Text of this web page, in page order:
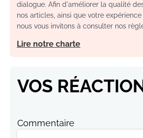
dialogue. Afin d'améliorer la qualité
nos articles, ainsi que votre
nous vous invitons à consulter nos
Lire notre charte
VOS
Commentaire